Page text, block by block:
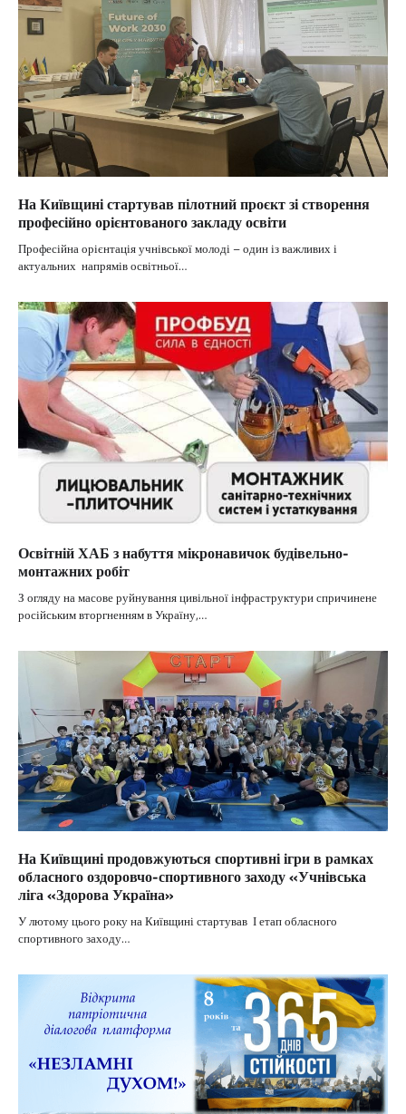
На Київщині стартував пілотний проєкт зі створення
професійно орієнтованого закладу освіти
Професійна орієнтація учнівської молоді – один із важливих і
актуальних напрямів освітньої…
Освітній ХАБ з набуття мікронавичок будівельно-
монтажних робіт
З огляду на масове руйнування цивільної інфраструктури спричинене
російським вторгненням в Україну,…
На Київщині продовжуються спортивні ігри в рамках
обласного оздоровчо-спортивного заходу «Учнівська
ліга «Здорова Україна»
У лютому цього року на Київщині стартував І етап обласного
спортивного заходу…